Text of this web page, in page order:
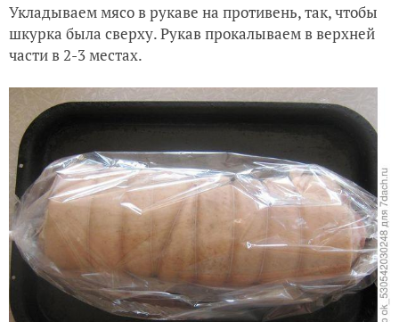
Укладываем мясо в рукаве на противень, так, чтобы
шкурка была сверху. Рукав прокалываем в верхней
части в 2-3 местах.